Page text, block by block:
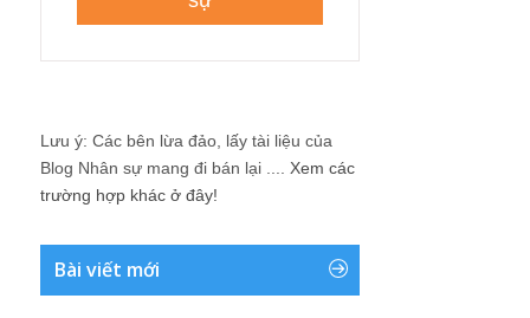
Lưu ý: Các bên lừa đảo, lấy tài liệu của
Blog Nhân sự mang đi bán lại .... Xem các
trường hợp khác ở đây!
Bài viết mới